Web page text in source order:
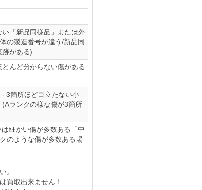
い「新品同様品」または外
の製造番号が違う/新品同
跡がある)
んど分からない傷がある
3箇所ほど目立たない小
(Aランクの様な傷が3箇所
細かい傷が多数ある「中
のような傷が多数ある場
。
買取出来ません！